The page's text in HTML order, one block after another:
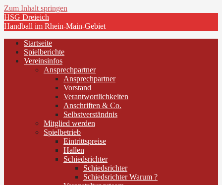
Zum Inhalt springen
HSG Dreieich
Handball im Rhein-Main-Gebiet
Startseite
Spielberichte
Vereinsinfos
Ansprechpartner
Ansprechpartner
Vorstand
Verantwortlichkeiten
Anschriften & Co.
Selbstverständnis
Mitglied werden
Spielbetrieb
Eintrittspreise
Hallen
Schiedsrichter
Schiedsrichter
Schiedsrichter Warum ?